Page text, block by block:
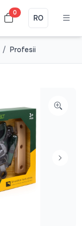
0
RO
Profesii